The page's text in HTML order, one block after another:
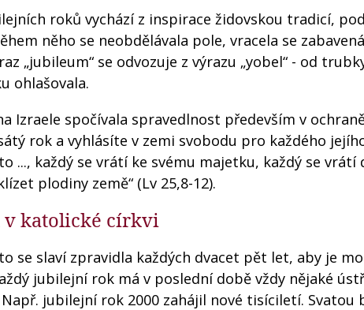
roků vychází z inspirace židovskou tradicí,
něho se neobdělávala pole, vracela se
„jubileum“ se odvozuje z výrazu „yobel“ - od
ohlašovala.
Izraele spočívala spravedlnost především v
rok a vyhlásíte v zemi svobodu pro každého
..., každý se vrátí ke svému majetku, každý se vrátí
plodiny země“ (Lv 25,8-12).
katolické církvi
se slaví zpravidla každých dvacet pět let, aby je
jubilejní rok má v poslední době vždy nějaké
jubilejní rok 2000 zahájil nové tisíciletí. Svatou